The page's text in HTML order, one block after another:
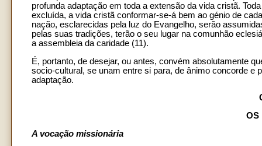
profunda adaptação em toda a extensão da vida cristã.
excluída, a vida cristã conformar-se-á bem ao génio de
nação, esclarecidas pela luz do Evangelho, serão
pelas suas tradições, terão o seu lugar na comunhão
a assembleia da caridade (11).
É, portanto, de desejar, ou antes, convém absolutamente
socio-cultural, se unam entre si para, de ânimo concorde
adaptação.
OS
A vocação missionária